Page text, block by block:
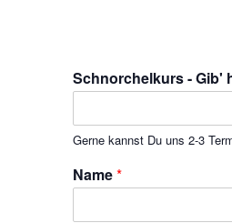
Schnorchelkurs - Gib'
Gerne kannst Du uns 2-3
Name*